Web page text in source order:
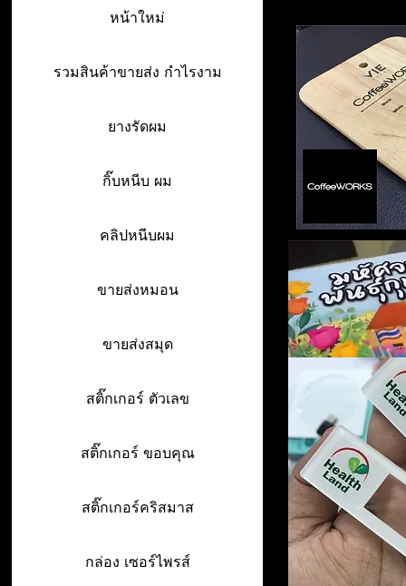
หน้าใหม่
รวมสินค้าขายส่ง กำไรงาม
ยางรัดผม
กิ๊บหนีบ ผม
คลิปหนีบผม
ขายส่งหมอน
ขายส่งสมุด
สติ๊กเกอร์ ตัวเลข
สติ๊กเกอร์ ขอบคุณ
สติ๊กเกอร์คริสมาส
กล่อง เซอร์ไพรส์